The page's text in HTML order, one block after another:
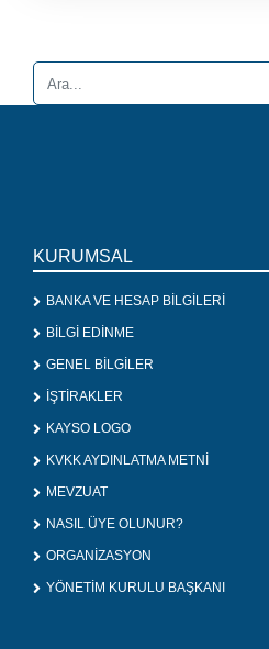
KURUMSAL
BANKA VE HESAP BİLGİLERİ
BİLGİ EDİNME
GENEL BİLGİLER
İŞTİRAKLER
KAYSO LOGO
KVKK AYDINLATMA METNİ
MEVZUAT
NASIL ÜYE OLUNUR?
ORGANİZASYON
YÖNETİM KURULU BAŞKANI